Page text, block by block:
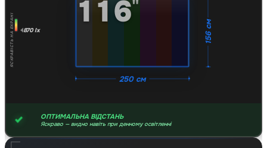
116"
250 см
156 см
ЯСКРАВІСТЬ НА ЕКРАНІ 870 lx
ОПТИМАЛЬНА ВІДСТАНЬ
Яскраво — видно навіть при денному освітленні